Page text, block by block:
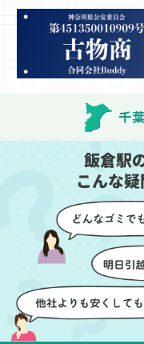
んが手際よく片付け
れたので、部屋が驚
どスッキリしました
分では手が回らな
場所も含め、プロの
実感しました。
特に、物が散乱し
部屋の整理や、細か
イテムの仕分けを迅
つ丁寧に対応して
けたのがありがた
です。家族それぞ
要なものを確認し
進めることができ
感を持って作業を
できました。さら
業終了後には部屋
清掃していただき、
で新しい家のような
感に感動しました。
千
飯倉駅
こんな